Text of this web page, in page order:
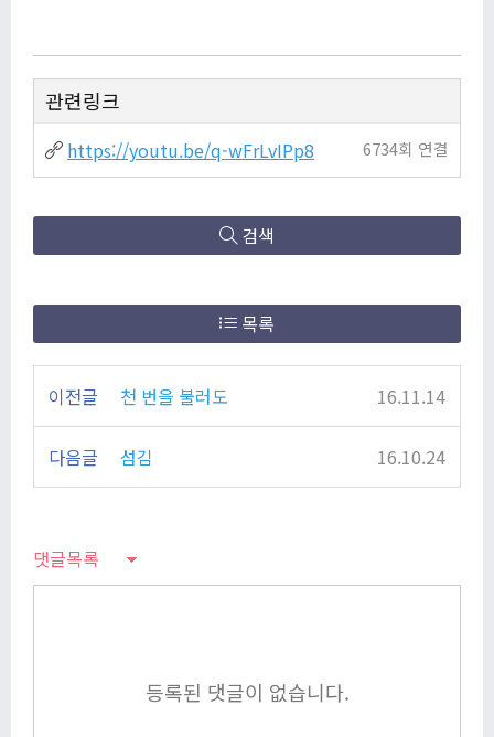
관련링크
https://youtu.be/q-wFrLvIPp8 6734회 연결
검색
목록
이전글 천 번을 불러도 16.11.14
다음글 섬김 16.10.24
댓글목록
등록된 댓글이 없습니다.